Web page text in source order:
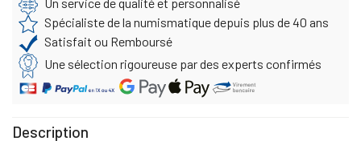
Spécialiste de la numismatique depuis plus de 40 ans
Satisfait ou Remboursé
Une sélection rigoureuse par des experts confirmés
Description